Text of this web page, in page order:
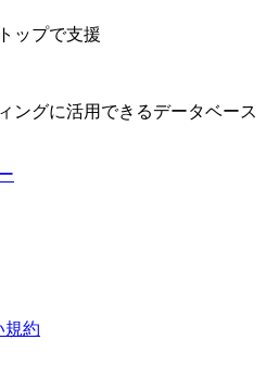
ップで支援
ングに活用できるデータベース
規約